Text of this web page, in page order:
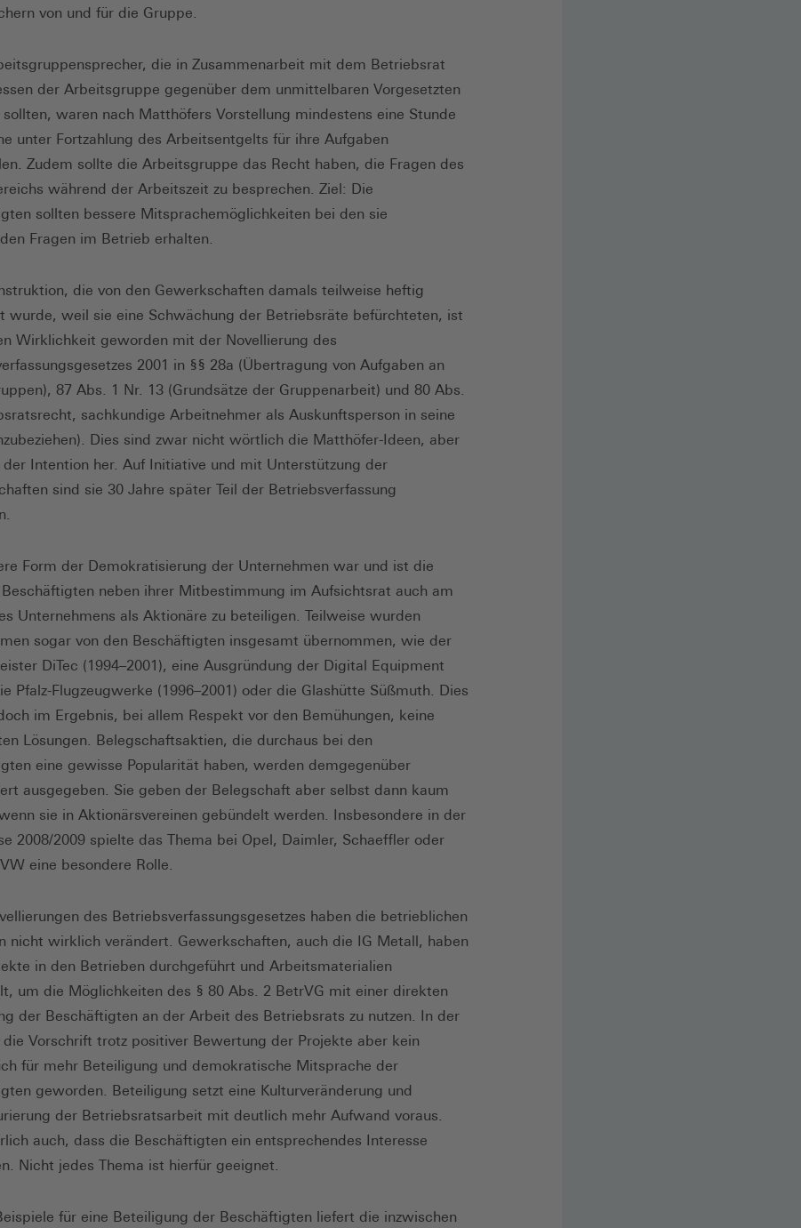
von und für die Gruppe.
die in Zusammenarbeit mit dem Betriebsrat
der Arbeitsgruppe gegenüber dem unmittelbaren Vorgesetzten
waren nach Matthöfers Vorstellung mindestens eine Stunde
unter Fortzahlung des Arbeitsentgelts für ihre Aufgaben
Zudem sollte die Arbeitsgruppe das Recht haben, die Fragen des
während der Arbeitszeit zu besprechen. Ziel: Die
sollten bessere Mitsprachemöglichkeiten bei den sie
Fragen im Betrieb erhalten.
die von den Gewerkschaften damals teilweise heftig
wurde, weil sie eine Schwächung der Betriebsräte befürchteten, ist
Wirklichkeit geworden mit der Novellierung des
2001 in §§ 28a (Übertragung von Aufgaben an
87 Abs. 1 Nr. 13 (Grundsätze der Gruppenarbeit) und 80 Abs.
sachkundige Arbeitnehmer als Auskunftsperson in seine
Dies sind zwar nicht wörtlich die Matthöfer-Ideen, aber
der Intention her. Auf Initiative und mit Unterstützung der
sind sie 30 Jahre später Teil der Betriebsverfassung
Form der Demokratisierung der Unternehmen war und ist die
neben ihrer Mitbestimmung im Aufsichtsrat auch am
Unternehmens als Aktionäre zu beteiligen. Teilweise wurden
sogar von den Beschäftigten insgesamt übernommen, wie der
DiTec (1994–2001), eine Ausgründung der Digital Equipment
Pfalz-Flugzeugwerke (1996–2001) oder die Glashütte Süßmuth. Dies
im Ergebnis, bei allem Respekt vor den Bemühungen, keine
Lösungen. Belegschaftsaktien, die durchaus bei den
eine gewisse Popularität haben, werden demgegenüber
ausgegeben. Sie geben der Belegschaft aber selbst dann kaum
sie in Aktionärsvereinen gebündelt werden. Insbesondere in der
2008/2009 spielte das Thema bei Opel, Daimler, Schaeffler oder
eine besondere Rolle.
des Betriebsverfassungsgesetzes haben die betrieblichen
nicht wirklich verändert. Gewerkschaften, auch die IG Metall, haben
in den Betrieben durchgeführt und Arbeitsmaterialien
um die Möglichkeiten des § 80 Abs. 2 BetrVG mit einer direkten
der Beschäftigten an der Arbeit des Betriebsrats zu nutzen. In der
Vorschrift trotz positiver Bewertung der Projekte aber kein
für mehr Beteiligung und demokratische Mitsprache der
geworden. Beteiligung setzt eine Kulturveränderung und
der Betriebsratsarbeit mit deutlich mehr Aufwand voraus.
auch, dass die Beschäftigten ein entsprechendes Interesse
Nicht jedes Thema ist hierfür geeignet.
für eine Beteiligung der Beschäftigten liefert die inzwischen